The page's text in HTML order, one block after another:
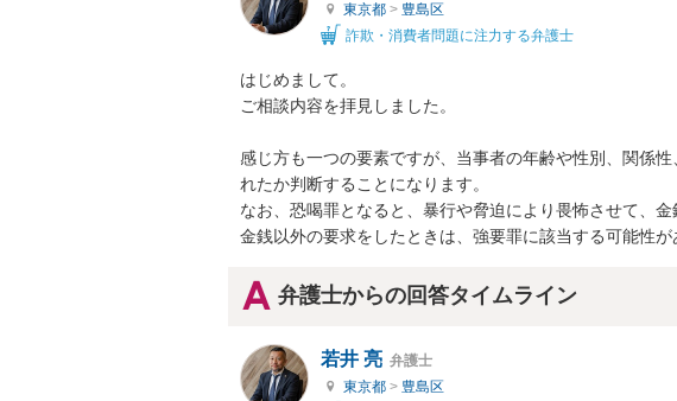
東京都 > 豊島区
詐欺・消費者問題に注力する弁護士
はじめまして。
ご相談内容を拝見しました。
感じ方も一つの要素ですが、当事者の年齢や性別、関係
れたか判断することになります。
なお、恐喝罪となると、暴行や脅迫により畏怖させて、金
金銭以外の要求をしたときは、強要罪に該当する可能性が
弁護士からの回答タイムライン
若井 亮 弁護士
東京都 > 豊島区